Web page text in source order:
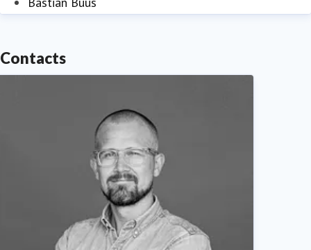
Contacts